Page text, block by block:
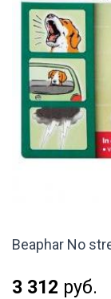
Beaphar No
3 312 руб.